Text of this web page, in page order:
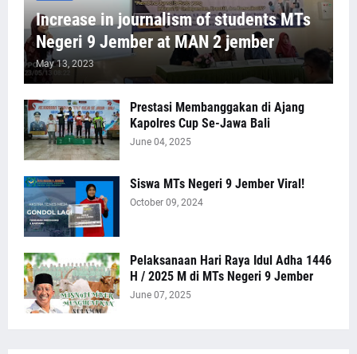
Increase in journalism of students MTs
Negeri 9 Jember at MAN 2 jember
May 13, 2023
Prestasi Membanggakan di Ajang
Kapolres Cup Se-Jawa Bali
June 04, 2025
Siswa MTs Negeri 9 Jember Viral!
October 09, 2024
Pelaksanaan Hari Raya Idul Adha 1446
H / 2025 M di MTs Negeri 9 Jember
June 07, 2025